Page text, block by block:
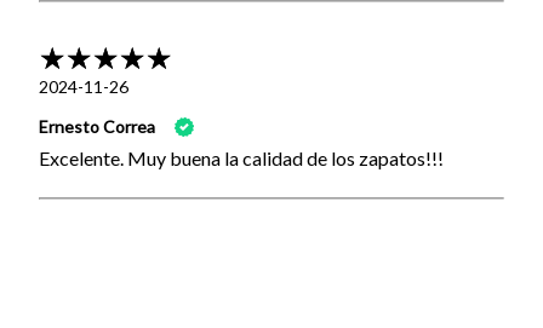
2024-11-26
Ernesto Correa
Excelente. Muy buena la calidad de los zapatos!!!